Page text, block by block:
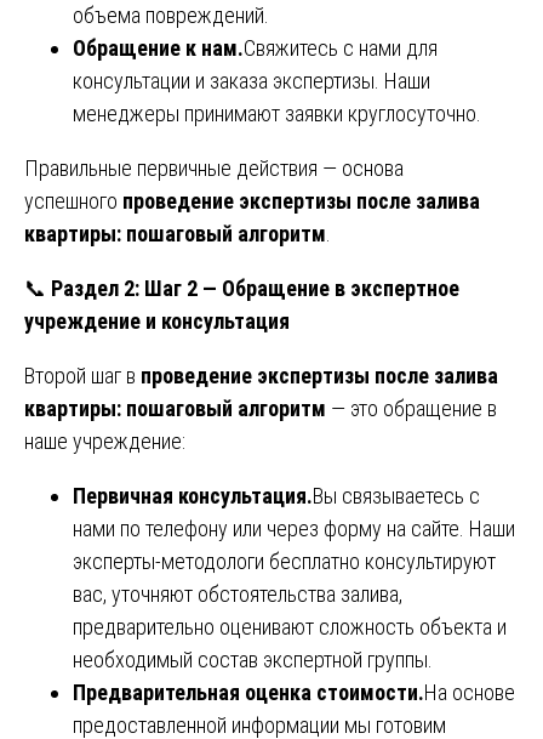
объема повреждений.
Обращение к нам.Свяжитесь с нами для
консультации и заказа экспертизы. Наши
менеджеры принимают заявки круглосуточно.
Правильные первичные действия — основа
успешного проведение экспертизы после залива
квартиры: пошаговый алгоритм
📞 Раздел 2: Шаг 2 — Обращение в экспертное
учреждение и консультация
Второй шаг в проведение экспертизы после залива
квартиры: пошаговый алгоритм — это обращение в
наше учреждение:
Первичная консультация.Вы связываетесь с
нами по телефону или через форму на сайте. Наши
эксперты-методологи бесплатно консультируют
вас, уточняют обстоятельства залива,
предварительно оценивают сложность объекта и
необходимый состав экспертной группы.
Предварительная оценка стоимости.На основе
предоставленной информации мы готовим